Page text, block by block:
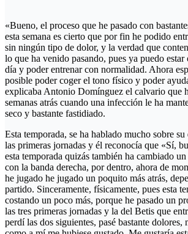
«Bueno, el proceso que he pasado con
esta semana es cierto que por fin he podido
sin ningún tipo de dolor, y la verdad que
lo que ha venido pasando, pues ya puedo
día y poder entrenar con normalidad. Ahora
posible poder coger el tono físico y poder
explicaba Antonio Domínguez el calvario que
semanas atrás cuando una infección le ha
seco y bastante fastidiado.
Esta temporada, se ha hablado mucho sobre
las primeras jornadas y él reconocía que «Sí,
esta temporada quizás también ha cambiado
con la banda derecha, por dentro, ahora de
he jugado he jugado un poquito más atrás,
partido. Sinceramente, físicamente, pues esta
costando un poco más, porque he pasado un
las tres primeras jornadas y la del Betis que
perdí las dos siguientes, pasé bastante dolores,